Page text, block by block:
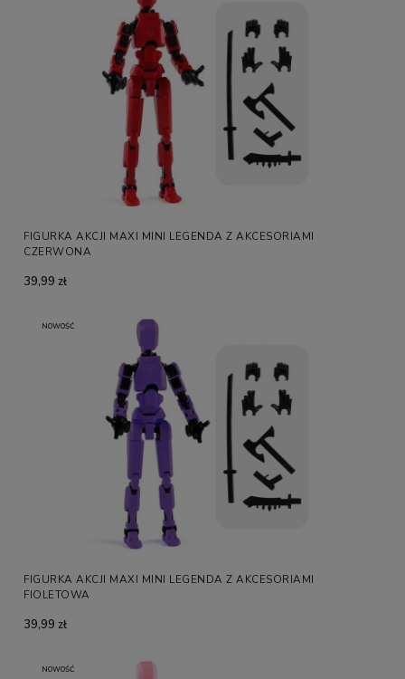
FIGURKA AKCJI MAXI MINI LEGENDA Z AKCESORIAMI
CZERWONA
39,99 zł
FIGURKA AKCJI MAXI MINI LEGENDA Z AKCESORIAMI
FIOLETOWA
39,99 zł
NOWOŚĆ
NOWOŚĆ